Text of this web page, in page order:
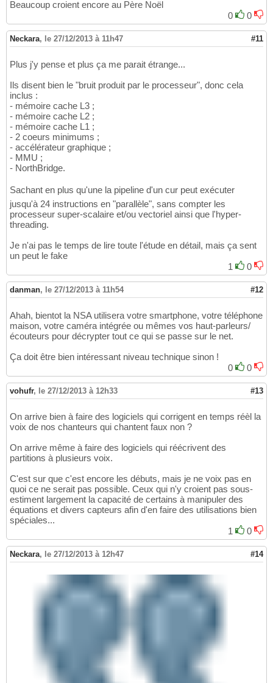
Beaucoup croient encore au Père Noël
0
0
Neckara, le 27/12/2013 à 11h47 #11
Plus j'y pense et plus ça me parait étrange...
Ils disent bien le "bruit produit par le processeur", donc cela
inclus :
- mémoire cache L3 ;
- mémoire cache L2 ;
- mémoire cache L1 ;
- 2 coeurs minimums ;
- accélérateur graphique ;
- MMU ;
- NorthBridge.
Sachant en plus qu'une la pipeline d'un cur peut exécuter
jusqu'à 24 instructions en "parallèle", sans compter les
processeur super-scalaire et/ou vectoriel ainsi que l'hyper-
threading.
Je n'ai pas le temps de lire toute l'étude en détail, mais ça sent
un peut le fake
1
0
danman, le 27/12/2013 à 11h54 #12
Ahah, bientot la NSA utilisera votre smartphone, votre téléphone
maison, votre caméra intégrée ou mêmes vos haut-parleurs/
écouteurs pour décrypter tout ce qui se passe sur le net.
Ça doit être bien intéressant niveau technique sinon !
0
0
vohufr, le 27/12/2013 à 12h33 #13
On arrive bien à faire des logiciels qui corrigent en temps réèl la
voix de nos chanteurs qui chantent faux non ?
On arrive même à faire des logiciels qui réécrivent des
partitions à plusieurs voix.
C'est sur que c'est encore les débuts, mais je ne voix pas en
quoi ce ne serait pas possible. Ceux qui n'y croient pas sous-
estiment largement la capacité de certains à manipuler des
équations et divers capteurs afin d'en faire des utilisations bien
spéciales...
1
0
Neckara, le 27/12/2013 à 12h47 #14